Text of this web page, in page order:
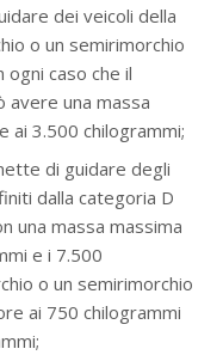
dei veicoli della
o un semirimorchio
caso che il
avere una massa
ai 3.500 chilogrammi;
di guidare degli
dalla categoria D
una massa massima
e i 7.500
o un semirimorchio
ai 750 chilogrammi